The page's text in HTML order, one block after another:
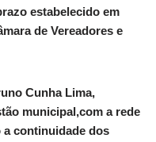
estabelecido em
de Vereadores e
Cunha Lima,
municipal,com a rede
a continuidade dos